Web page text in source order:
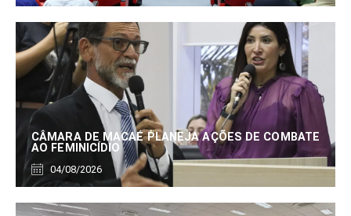
CÂMARA DE MACAÉ PLANEJA AÇÕES DE COMBATE
AO FEMINICÍDIO
04/08/2026